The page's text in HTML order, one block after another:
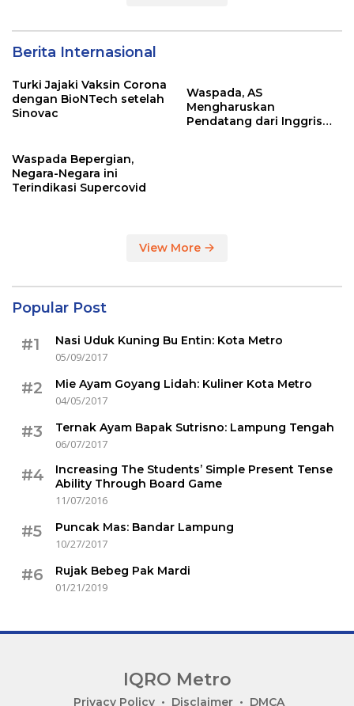
Berita Internasional
Turki Jajaki Vaksin Corona
dengan BioNTech setelah
Sinovac
Waspada, AS
Mengharuskan
Pendatang dari Inggris
Waspada Bepergian,
Negara-Negara ini
Terindikasi Supercovid
View More
Popular Post
#1
Nasi Uduk Kuning Bu Entin: Kota Metro
05/09/2017
#2
Mie Ayam Goyang Lidah: Kuliner Kota Metro
04/05/2017
#3
Ternak Ayam Bapak Sutrisno: Lampung Tengah
06/07/2017
#4
Increasing The Students’ Simple Present Tense
Ability Through Board Game
11/07/2016
#5
Puncak Mas: Bandar Lampung
10/27/2017
#6
Rujak Bebeg Pak Mardi
01/21/2019
IQRO Metro
Privacy Policy Disclaimer DMCA